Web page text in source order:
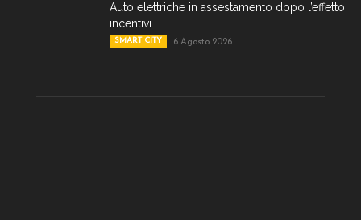
Auto elettriche in assestamento dopo l’effetto
incentivi
SMART CITY 6 Agosto 2026